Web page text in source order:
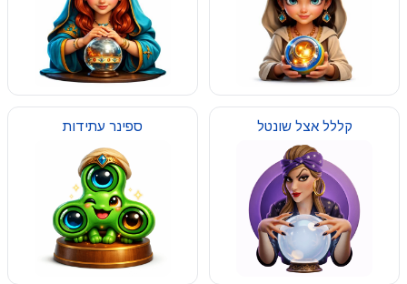
קללל אצל שונטל ספינר עתידות